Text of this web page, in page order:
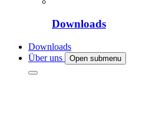
Downloads
Downloads
Über uns
Open submenu